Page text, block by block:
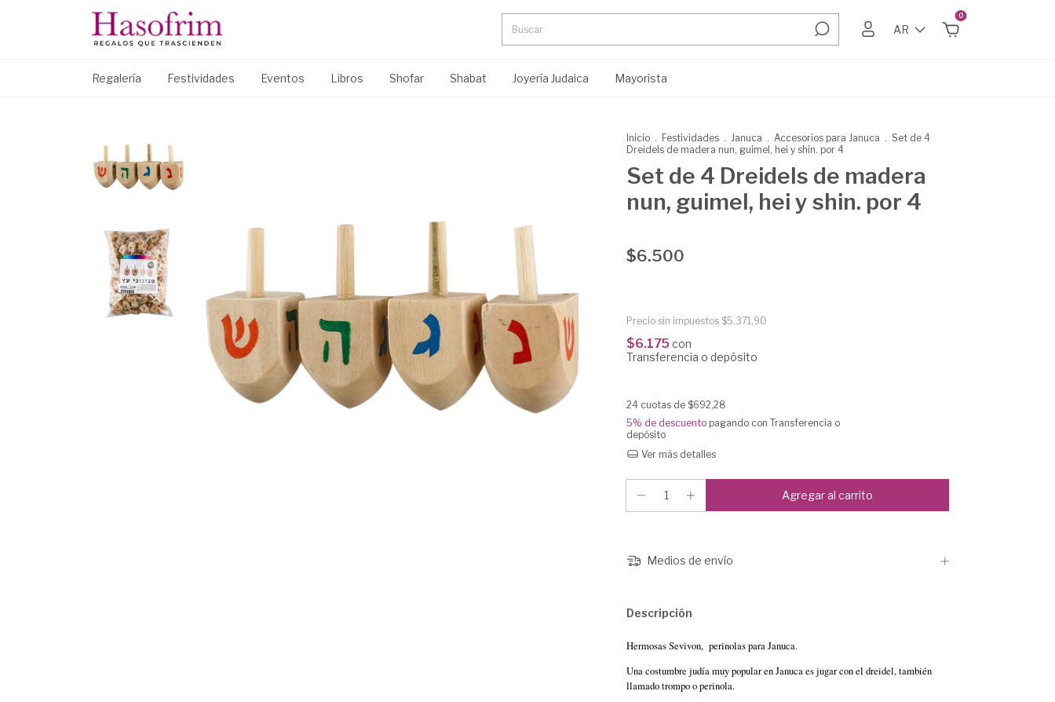
AR
0
Regalería Festividades Eventos Libros Shofar Shabat Joyería Judaica Mayorista
Inicio . Festividades . Januca . Accesorios para Januca . Set de 4
Dreidels de madera nun, guimel, hei y shin. por 4
Set de 4 Dreidels de madera
nun, guimel, hei y shin. por 4
$6.500
Precio sin impuestos $5.371,90
$6.175 con
Transferencia o depósito
24 cuotas de $692,28
5% de descuento pagando con Transferencia o
depósito
Ver más detalles
Medios de envío
Descripción
Hermosas Sevivon, perinolas para Januca.
Una costumbre judía muy popular en Januca es jugar con el dreidel, también
llamado trompo o perinola.